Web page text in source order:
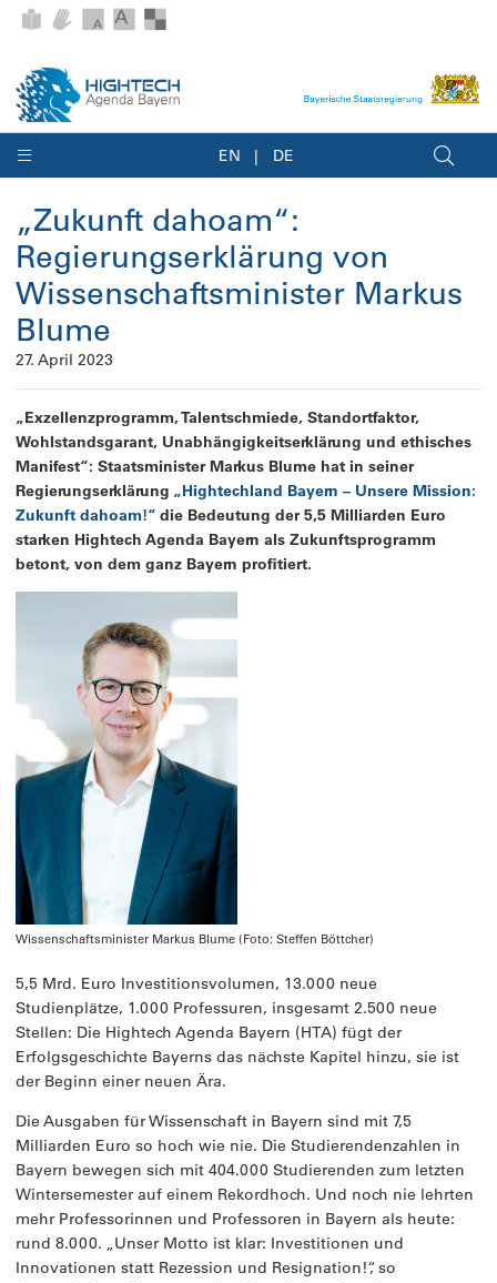
EN DE
„Zukunft dahoam“:
Regierungserklärung von
Wissenschaftsminister Markus
Blume
27. April 2023
„Exzellenzprogramm, Talentschmiede, Standortfaktor,
Wohlstandsgarant, Unabhängigkeitserklärung und ethisches
Manifest“: Staatsminister Markus Blume hat in seiner
Regierungserklärung „Hightechland Bayern – Unsere Mission:
Zukunft dahoam!“ die Bedeutung der 5,5 Milliarden Euro
starken Hightech Agenda Bayern als Zukunftsprogramm
betont, von dem ganz Bayern profitiert.
Wissenschaftsminister Markus Blume (Foto: Steffen Böttcher)
5,5 Mrd. Euro Investitionsvolumen, 13.000 neue
Studienplätze, 1.000 Professuren, insgesamt 2.500 neue
Stellen: Die Hightech Agenda Bayern (HTA) fügt der
Erfolgsgeschichte Bayerns das nächste Kapitel hinzu, sie ist
der Beginn einer neuen Ära.
Die Ausgaben für Wissenschaft in Bayern sind mit 7,5
Milliarden Euro so hoch wie nie. Die Studierendenzahlen in
Bayern bewegen sich mit 404.000 Studierenden zum letzten
Wintersemester auf einem Rekordhoch. Und noch nie lehrten
mehr Professorinnen und Professoren in Bayern als heute:
rund 8.000. „Unser Motto ist klar: Investitionen und
Innovationen statt Rezession und Resignation!“, so